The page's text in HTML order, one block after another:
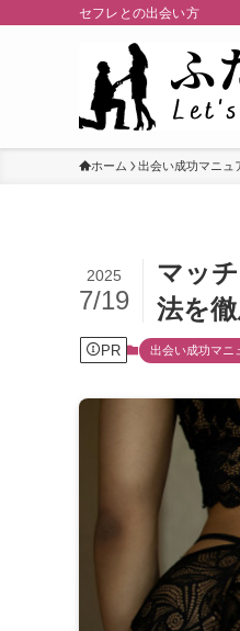
セフレとの出会い方
ホーム 出会い成功マニュ
マッ
法を
2025
7/19
PR 出会い成功マニ